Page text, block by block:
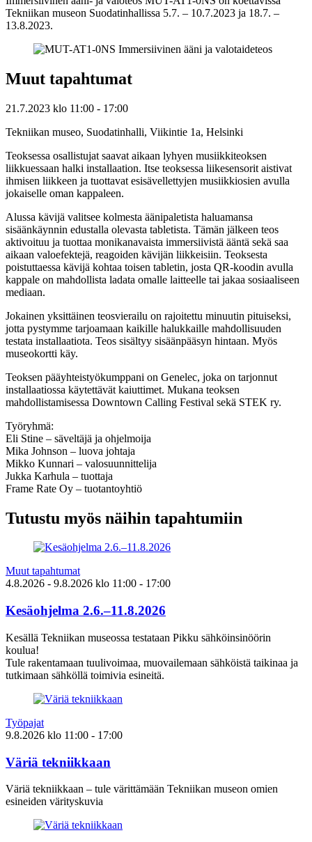
Tekniikan museon Suodatinhallissa 5.7. – 10.7.2023 ja 18.7. –
13.8.2023.
Muut tapahtumat
21.7.2023 klo 11:00 - 17:00
Tekniikan museo, Suodatinhalli, Viikintie 1a, Helsinki
Teoksessa osallistujat saavat aikaan lyhyen musiikkiteoksen
liikkuessaan halki installaation. Itse teoksessa liikesensorit aistivat
ihmisen liikkeen ja tuottavat esisävellettyjen musiikkiosien avulla
jokaiselle oman kappaleen.
Alussa kävijä valitsee kolmesta äänipaletista haluamansa
sisäänkäynnin edustalla olevasta tabletista. Tämän jälkeen teos
aktivoituu ja tuottaa monikanavaista immersiivistä ääntä sekä saa
aikaan valoefektejä, reagoiden kävijän liikkeisiin. Teoksesta
poistuttaessa kävijä kohtaa toisen tabletin, josta QR-koodin avulla
kappale on mahdollista ladata omalle laitteelle tai jakaa sosiaaliseen
mediaan.
Jokainen yksittäinen teosvierailu on rajoitettu minuutin pituiseksi,
jotta pystymme tarjoamaan kaikille halukkaille mahdollisuuden
testata installaatiota. Teos sisältyy sisäänpääsyn hintaan. Myös
museokortti käy.
Teoksen pääyhteistyökumppani on Genelec, joka on tarjonnut
installaatiossa käytettävät kaiuttimet. Mukana teoksen
mahdollistamisessa Downtown Calling Festival sekä STEK ry.
Työryhmä:
Eli Stine – säveltäjä ja ohjelmoija
Mika Johnson – luova johtaja
Mikko Kunnari – valosuunnittelija
Jukka Karhula – tuottaja
Frame Rate Oy – tuotantoyhtiö
Tutustu myös näihin tapahtumiin
Muut tapahtumat
4.8.2026 - 9.8.2026 klo 11:00 - 17:00
Kesäohjelma 2.6.–11.8.2026
Kesällä Tekniikan museossa testataan Pikku sähköinsinöörin
koulua!
Tule rakentamaan tuulivoimaa, muovailemaan sähköistä taikinaa ja
tutkimaan sähköllä toimivia esineitä.
Työpajat
9.8.2026 klo 11:00 - 17:00
Väriä tekniikkaan
Väriä tekniikkaan – tule värittämään Tekniikan museon omien
esineiden värityskuvia